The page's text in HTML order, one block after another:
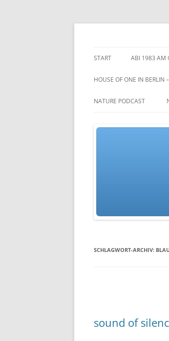
Zum
START ABI 1983 AM
HOUSE OF ONE IN BERLIN
NATURE PODCAST
SCHLAGWORT-ARCHIV:
sound of